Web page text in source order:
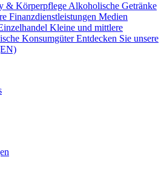
& KörperpflegeAlkoholische Getränke
Finanzdienstleistungen Medien
Kleine und mittlere
Konsumgüter Entdecken Sie unsere